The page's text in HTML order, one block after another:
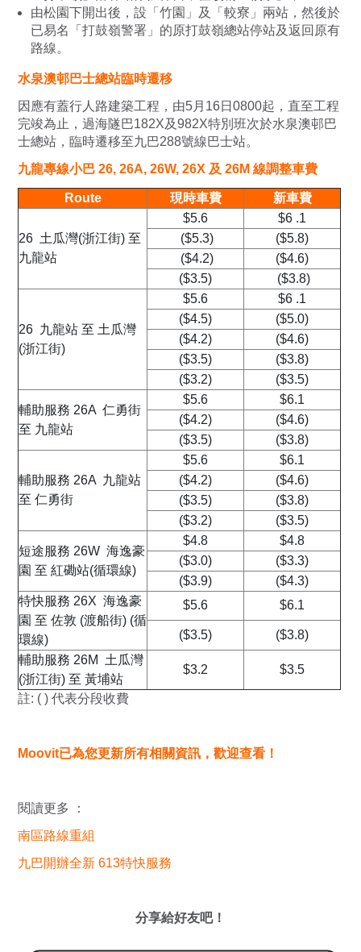
由松園下開出後，設「竹園」及「較寮」兩站，然後於
已易名「打鼓嶺警署」的原打鼓嶺總站停站及返回原有
路線。
水泉澳邨巴士總站臨時遷移
因應有蓋行人路建築工程，由5月16日0800起，直至工程
完竣為止，過海隧巴182X及982X特別班次於水泉澳邨巴
士總站，臨時遷移至九巴288號線巴士站。
九龍專線小巴 26, 26A, 26W, 26X 及 26M 線調整車費
Route 現時車費 新車費
26 土瓜灣(浙江街) 至
九龍站
$5.6
$6 .1
($5.3)
($5.8)
($4.2)
($4.6)
($3.5)
($3.8)
26 九龍站 至 土瓜灣
(浙江街)
$5.6
$6 .1
($4.5)
($5.0)
($4.2)
($4.6)
($3.5)
($3.8)
($3.2)
($3.5)
輔助服務 26A 仁勇街
至 九龍站
$5.6
$6.1
($4.2)
($4.6)
($3.5)
($3.8)
輔助服務 26A 九龍站
至 仁勇街
$5.6
$6.1
($4.2)
($4.6)
($3.5)
($3.8)
($3.2)
($3.5)
短途服務 26W 海逸豪
園 至 紅磡站(循環線)
$4.8
$4.8
($3.0)
($3.3)
($3.9)
($4.3)
特快服務 26X 海逸豪
園 至 佐敦 (渡船街) (循
環線)
$5.6 $6.1
($3.5)
($3.8)
輔助服務 26M 土瓜灣
(浙江街) 至 黃埔站
$3.2 $3.5
註: ( ) 代表分段收費
Moovit已為您更新所有相關資訊，歡迎查看！
閱讀更多 ：
南區路線重組
九巴開辦全新 613特快服務
分享給好友吧！